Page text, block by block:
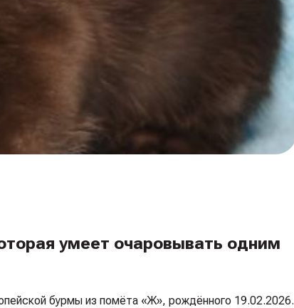
умеет очаровывать одним
бурмы из помёта «Ж», рождённого 19.02.2026.